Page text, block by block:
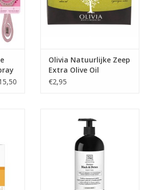
Olivia Natuurlijke Zeep
Extra Olive Oil
€2,95